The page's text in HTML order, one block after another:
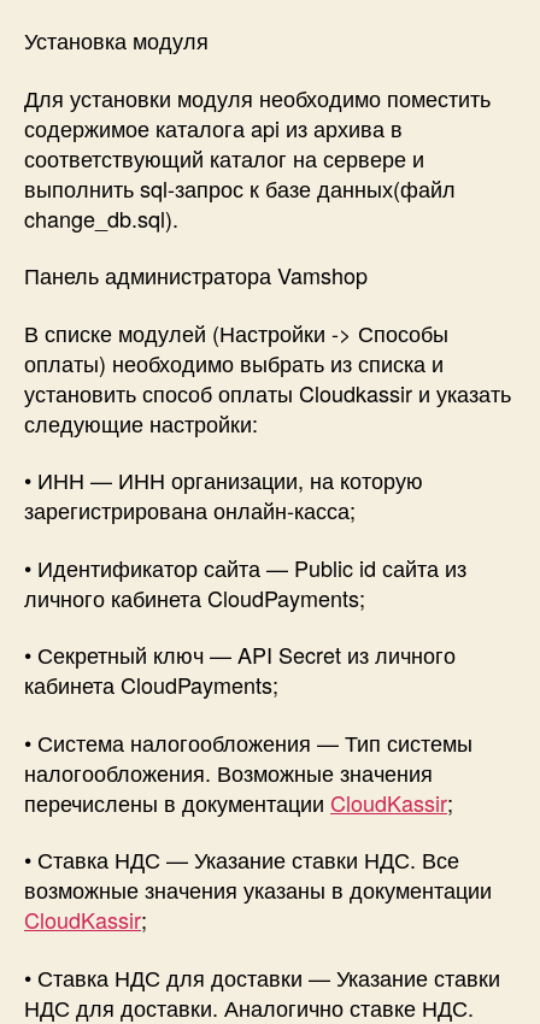
Установка модуля
Для установки модуля необходимо поместить
содержимое каталога api из архива в
соответствующий каталог на сервере и
выполнить sql-запрос к базе данных(файл
change_db.sql).
Панель администратора Vamshop
В списке модулей (Настройки -> Способы
оплаты) необходимо выбрать из списка и
установить способ оплаты Cloudkassir и указать
следующие настройки:
• ИНН — ИНН организации, на которую
зарегистрирована онлайн-касса;
• Идентификатор сайта — Public id сайта из
личного кабинета CloudPayments;
• Секретный ключ — API Secret из личного
кабинета CloudPayments;
• Система налогообложения — Тип системы
налогообложения. Возможные значения
перечислены в документации CloudKassir;
• Ставка НДС — Указание ставки НДС. Все
возможные значения указаны в документации
CloudKassir;
• Ставка НДС для доставки — Указание ставки
НДС для доставки. Аналогично ставке НДС.